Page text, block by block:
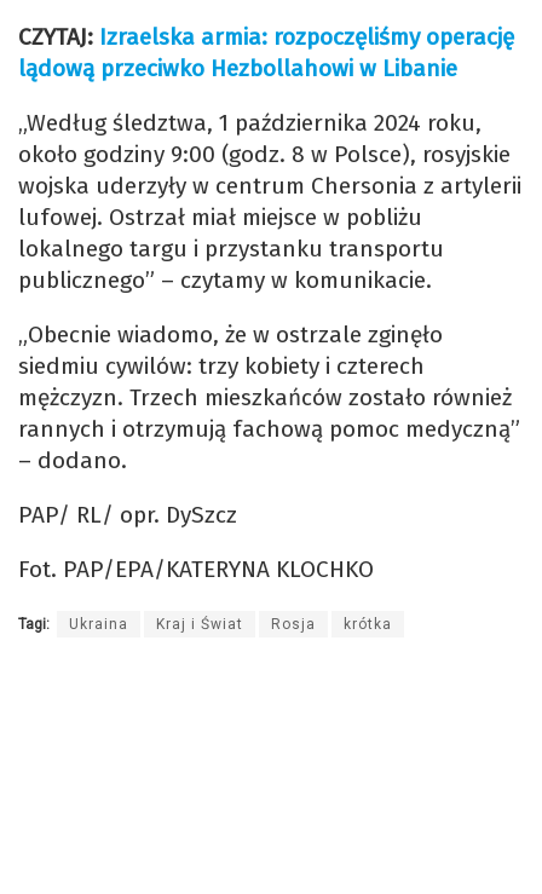
CZYTAJ: Izraelska armia: rozpoczęliśmy operację
lądową przeciwko Hezbollahowi w Libanie
„Według śledztwa, 1 października 2024 roku,
około godziny 9:00 (godz. 8 w Polsce), rosyjskie
wojska uderzyły w centrum Chersonia z artylerii
lufowej. Ostrzał miał miejsce w pobliżu
lokalnego targu i przystanku transportu
publicznego” – czytamy w komunikacie.
„Obecnie wiadomo, że w ostrzale zginęło
siedmiu cywilów: trzy kobiety i czterech
mężczyzn. Trzech mieszkańców zostało również
rannych i otrzymują fachową pomoc medyczną”
– dodano.
PAP/ RL/ opr. DySzcz
Fot. PAP/EPA/KATERYNA KLOCHKO
Tagi: Ukraina Kraj i Świat Rosja krótka